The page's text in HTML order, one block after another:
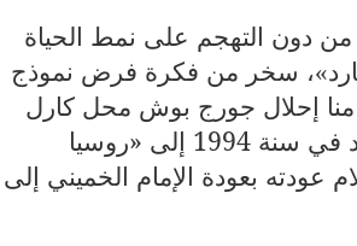
من دون التهجم على نمط الحياة
«، سخر من فكرة فرض نموذج
منا إحلال جورج بوش محل كارل
وقد عاد في سنة 1994 إلى «روسيا
عودته بعودة الإمام الخميني إلى